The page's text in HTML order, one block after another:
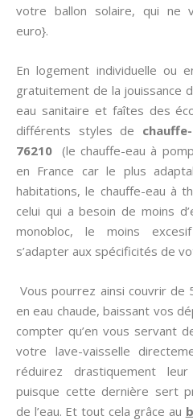
votre ballon solaire, qui ne
euro}.
En logement individuelle ou
gratuitement de la jouissance
eau sanitaire et faîtes des
différents styles de
76210 (le chauffe-eau à
en France car le plus
habitations, le chauffe-eau à
celui qui a besoin de moins
monobloc, le moins
s’adapter aux spécificités de
Vous pourrez ainsi couvrir de
en eau chaude, baissant vos
compter qu’en vous servant
votre lave-vaisselle
réduirez drastiquement leur
puisque cette dernière sert
de l’eau. Et tout cela grâce au